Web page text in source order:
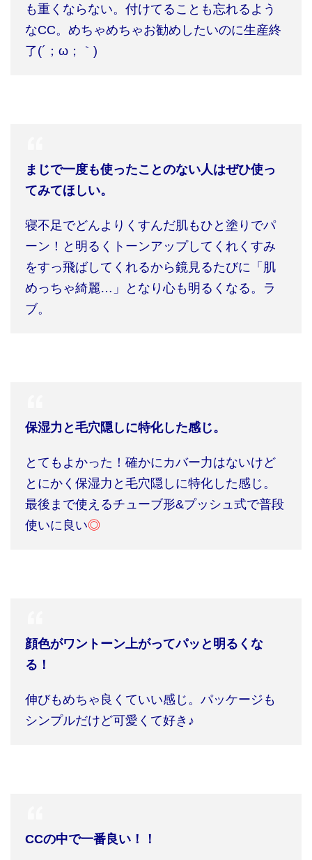
も重くならない。付けてることも忘れるよう
なCC。めちゃめちゃお勧めしたいのに生産終
了(´ ； ω ；｀ )
まじで一度も使ったことのない人はぜひ使っ
てみてほしい。
寝不足でどんよりくすんだ肌もひと塗りでパ
ーン！と明るくトーンアップしてくれくすみ
をすっ飛ばしてくれるから鏡見るたびに「肌
めっちゃ綺麗… 」となり心も明るくなる。ラ
ブ。
保湿力と毛穴隠しに特化した感じ。
とてもよかった！確かにカバー力はないけど
とにかく保湿力と毛穴隠しに特化した感じ。
最後まで使えるチューブ形&プッシュ式で普段
使いに良い◎
顔色がワントーン上がってパッと明るくな
る！
伸びもめちゃ良くていい感じ。パッケージも
シンプルだけど可愛くて好き♪
CCの中で一番良い！！